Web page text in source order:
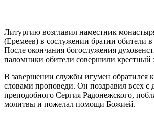
Литургию возглавил наместник
(Еремеев) в сослужении братии обители
После окончания богослужения
паломники обители совершили крестный
В завершении службы игумен обратился
словами проповеди. Он поздравил всех с
преподобного Сергия Радонежского,
молитвы и пожелал помощи Божией.